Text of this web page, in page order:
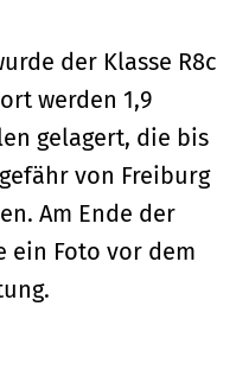
der Klasse R8c
werden 1,9
gelagert, die bis
von Freiburg
Am Ende der
ein Foto vor dem